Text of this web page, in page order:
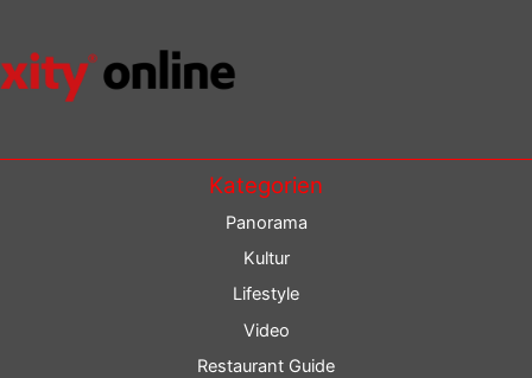
Kategorien
Panorama
Kultur
Lifestyle
Video
Restaurant Guide